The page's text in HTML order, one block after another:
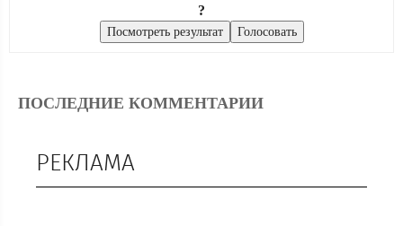
?
ПОСЛЕДНИЕ КОММЕНТАРИИ
РЕКЛАМА